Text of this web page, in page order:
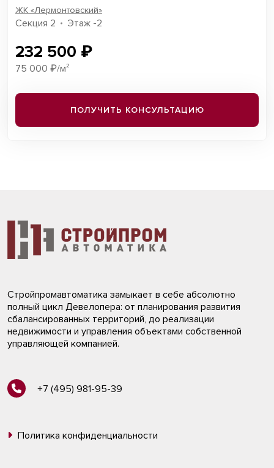
ЖК «Лермонтовский»
Секция 2 Этаж -2
232 500 ₽
75 000 ₽/м²
ПОЛУЧИТЬ КОНСУЛЬТАЦИЮ
Стройпромавтоматика замыкает в себе абсолютно
полный цикл Девелопера: от планирования развития
сбалансированных территорий, до реализации
недвижимости и управления объектами собственной
управляющей компанией.
+7 (495) 981-95-39
Политика конфиденциальности